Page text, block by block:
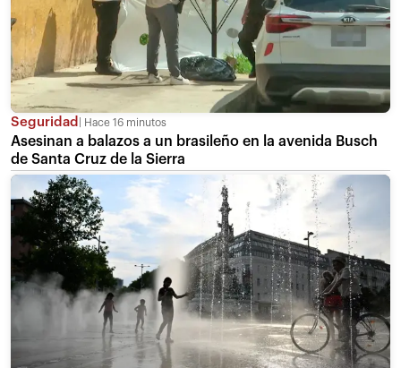
Seguridad Hace 16 minutos
Asesinan a balazos a un brasileño en la avenida Busch
de Santa Cruz de la Sierra